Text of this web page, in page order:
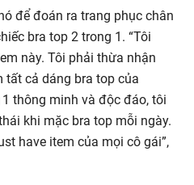
để đoán ra trang phục chân
bra top 2 trong 1. “Tôi
này. Tôi phải thừa nhận
cả dáng bra top của
thông minh và độc đáo, tôi
khi mặc bra top mỗi ngày.
have item của mọi cô gái”,